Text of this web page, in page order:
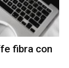
fibra con